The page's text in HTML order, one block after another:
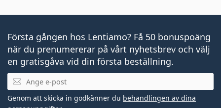
Första gången hos Lentiamo? Få 50 bonuspoäng
när du prenumererar på vårt nyhetsbrev och välj
en gratisgåva vid din första beställning.
Mejladress
Genom att skicka in godkänner du behandlingen av dina